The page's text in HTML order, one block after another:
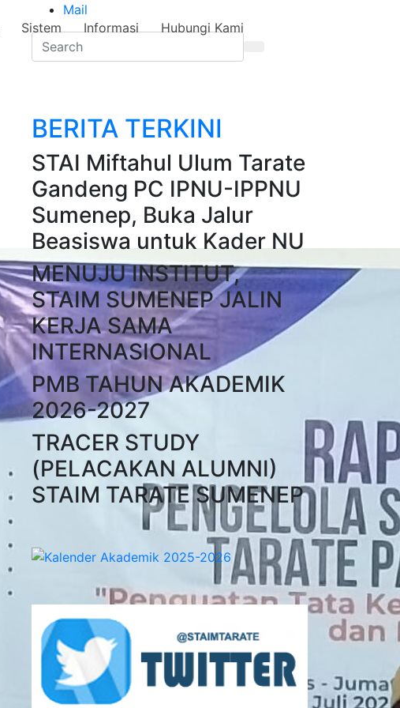
Sistem Informasi Hubungi Kami
Mail
BERITA TERKINI
STAI Miftahul Ulum Tarate
Gandeng PC IPNU-IPPNU
Sumenep, Buka Jalur
Beasiswa untuk Kader NU
MENUJU INSTITUT,
STAIM SUMENEP JALIN
KERJA SAMA
INTERNASIONAL
PMB TAHUN AKADEMIK
2026-2027
TRACER STUDY
(PELACAKAN ALUMNI)
STAIM TARATE SUMENEP